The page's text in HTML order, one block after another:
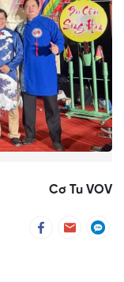
Cơ Tu VOV